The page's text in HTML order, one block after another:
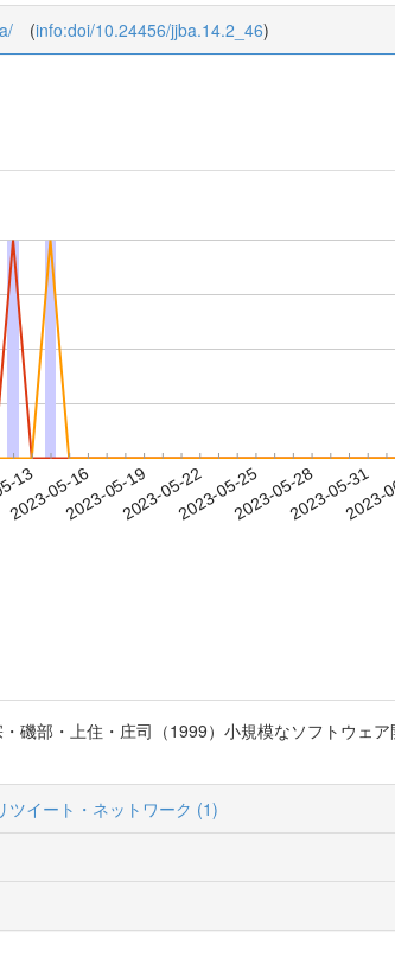
(info:doi/10.24456/jjba.14.2_46)
13
2023-05-162023-05-192023-05-222023-05-252023-05-282023-05-31
磯部・上住・庄司（1999）小規模なソフトウェ
ツイート・ネットワーク (1)